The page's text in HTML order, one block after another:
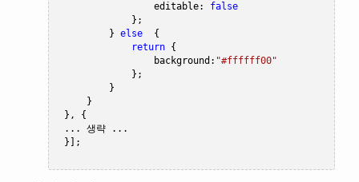
                 editable
:
false
};
} else
{
return {
                 background
: "#ffffff00"
};
}
}
},
{
...
생략
...
}];